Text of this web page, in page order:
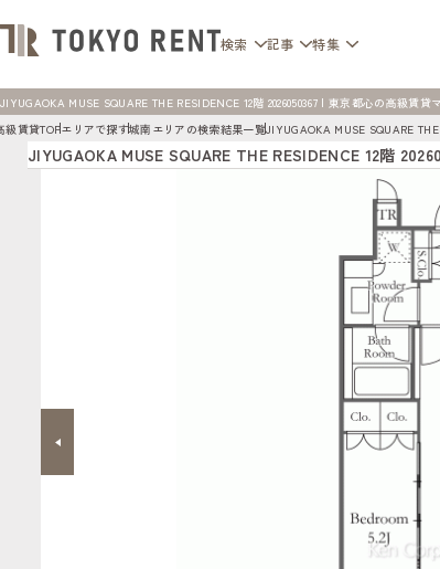
検索 記事 特集
JIYUGAOKA MUSE SQUARE THE RESIDENCE 12階 2026050367 | 東京都心の高級賃貸
級賃貸TOPエリアで探す城南エリアの検索結果一覧JIYUGAOKA MUSE SQUARE
JIYUGAOKA MUSE SQUARE THE RESIDENCE 12階